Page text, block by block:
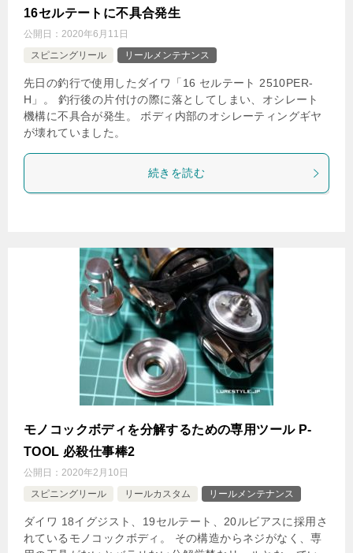
16セルテートに不具合発生
公開日： 2020年6月11日
スピニングリール
リールメンテナンス
先日の釣行で使用したダイワ「16 セルテート 2510PER-
H」。 釣行後の片付けの際に落としてしまい、オシレート
機構に不具合が発生。 ボディ内部のオシレーティングギヤ
が壊れていました。
続きを読む
モノコックボディを分解するための専用ツール P-
TOOL 必殺仕事棒2
公開日： 2020年2月10日
スピニングリール
リールカスタム リールメンテナンス
ダイワ 18イグジスト、19セルテート、20ルビアスに採用さ
れているモノコックボディ。 その構造からネジがなく、専